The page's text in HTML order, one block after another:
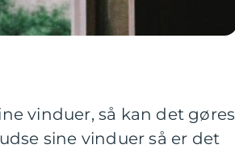
vinduer, så kan det gøres
sine vinduer så er det